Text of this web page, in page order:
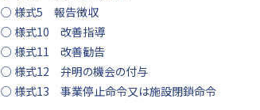
○ 様式5 報告徴収
○ 様式10 改善指導
○ 様式11 改善勧告
○ 様式12 弁明の機会の付与
○ 様式13 事業停止命令又は施設閉鎖命令